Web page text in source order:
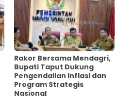
Rakor Bersama Mendagri,
Bupati Taput Dukung
Pengendalian Inflasi dan
Program Strategis
Nasional‎